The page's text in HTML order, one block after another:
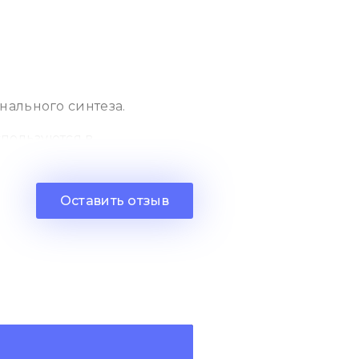
синтеза.
в
масла.
крови и кожи, а также
Оставить отзыв